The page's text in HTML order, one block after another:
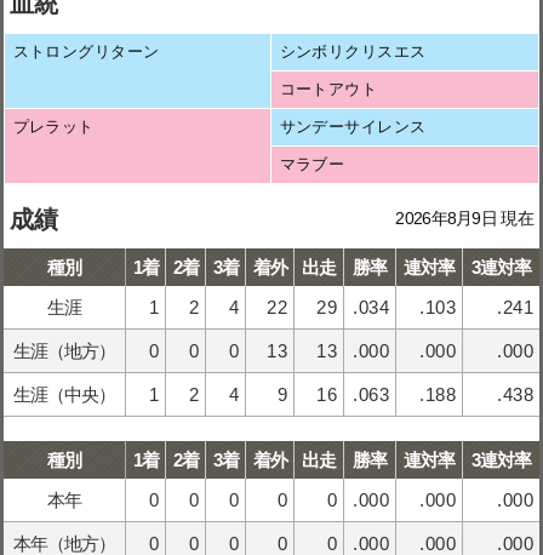
ストロングリターン シンボリクリスエス
コートアウト
プレラット サンデーサイレンス
マラブー
成績 2026年8月9日 現在
種別 1着 2着 3着 着外 出走 勝率 連対率
3連対率
生涯
1 2 4 22 29 .034 .103 .241
生涯（地方） 0 0 0 13 13 .000 .000 .000
生涯（中央） 1 2 4 9 16 .063 .188 .438
種別 1着 2着 3着 着外 出走 勝率 連対率
3連対率
本年
0 0 0 0 0 .000 .000 .000
本年（地方） 0 0 0 0 0 .000 .000 .000